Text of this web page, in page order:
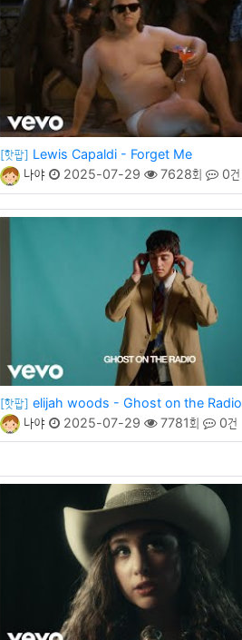
[핫팝] Lewis Capaldi - Forget Me
나야
2025-07-29 7628회 0건
[핫팝] elijah woods - Ghost on the Radio
나야
2025-07-29 7781회 0건